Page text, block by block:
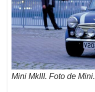
Mini MkIII. Foto de Mini.